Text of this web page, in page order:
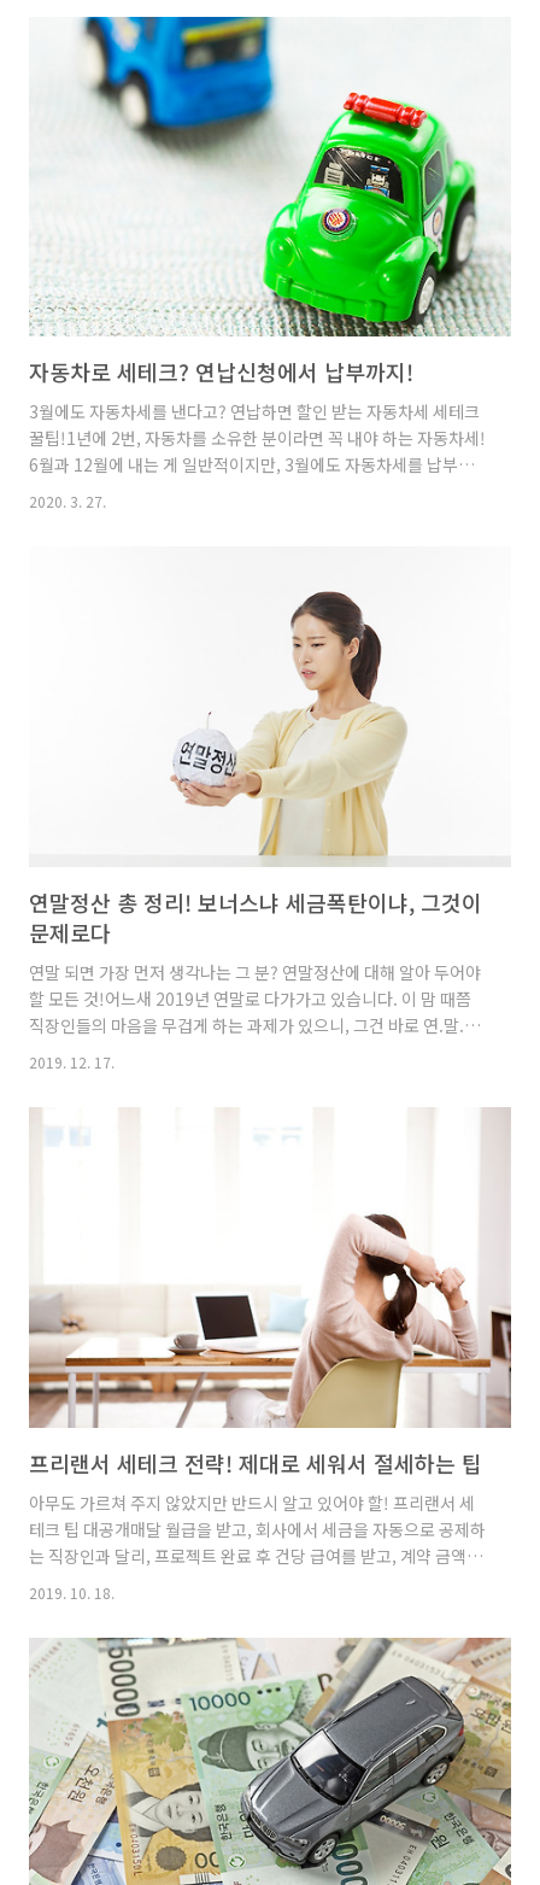
드 사용 시 소득 공제 혜택을 최대로 받는 방법을 알려드리겠습니
다. 신용카드보다는 체크카드 사용 생활화하기 근로자라면 연간 카
드 사용액이 연봉의 25%를 초과하는 경우, 초과분의 15~30%의
금액에 대해 소득 공제 혜택(연간 3백만 원 한도)을 받을 수 있어요.
단, 신용카드와 체크카드의 소득공제율은 다릅니다! 체크카드의 소
득공제율은 30%이고 신용카드의 소득공제율(15%)보다 2..
자동차로 세테크? 연납신청에서 납부까지!
3월에도 자동차세를 낸다고? 연납하면 할인 받는 자동차세 세테크
꿀팁!1년에 2번, 자동차를 소유한 분이라면 꼭 내야 하는 자동차세!
6월과 12월에 내는 게 일반적이지만, 3월에도 자동차세를 납부할
수 있는데요. 바로 자동차세 연납 제도 혜택을 받기 위해서요~ 이 달
를 소유하고 있는 소유주에게 부과되는 세금인데요. 승용차, 승합자
동차, 화물 자동차, 특수 자동차, 삼륜차 등 종류에 따라 일정한 표준
세율에 의해 부과하는 지방세 중 하나입니다. 보통 연간 발생하는
세금을 6월, 12월 두 번에 나누어 납부하게 ..
2020. 3. 27.
연말정산 총 정리! 보너스냐 세금폭탄이냐, 그것이
문제로다
연말 되면 가장 먼저 생각나는 그 분? 연말정산에 대해 알아 두어야
할 모든 것!어느새 2019년 연말로 다가가고 있습니다. 이 맘 때쯤
직장인들의 마음을 무겁게 하는 과제가 있으니, 그건 바로 연.말.정.
산! 해마다 이 일을 치르는 프로 직장인도, 생애 첫 연말정산을 맞이
정산을 현명하게 대처할 수 있는 꿀팁을 비롯해 꼭 알아야 할 것들
만 모은 연말정산 총정리를 IBK기업은행과 함께 시작해 봅니다! 초
는 연말정산! 연말정산의 취지는 1년간 근로자로부터 거둬들인 소
득세를 다시 한 번 체크해 실소득보다 많이 냈으면 돌려주고,..
2019. 12. 17.
프리랜서 세테크 전략! 제대로 세워서 절세하는 팁
아무도 가르쳐 주지 않았지만 반드시 알고 있어야 할! 프리랜서 세
테크 팁 대공개매달 월급을 받고, 회사에서 세금을 자동으로 공제하
는 직장인과 달리, 프로젝트 완료 후 건당 급여를 받고, 계약 금액에
나 프리랜서 업무를 통해 추가 소득을 얻는 경우가 많아 프리랜서
세율이나 절세 방법에 대해 관심이 크실 텐데요. 어떻게 하면 세금
폭탄을 피하고 알찬 소득 활동을 영위할 수 있는지, 프리랜서 세테
크 팁에 대해 IBK기업은행이 자세히 알아봤습니다! 세금에 대한 이
해가 우선이다프리랜서로 혼자 일을 하다 보면 계약 절차는 물론,
세금 징수 관련 부분에 있어서도 미처 신경을 못 쓰는 경우..
2019. 10. 18.